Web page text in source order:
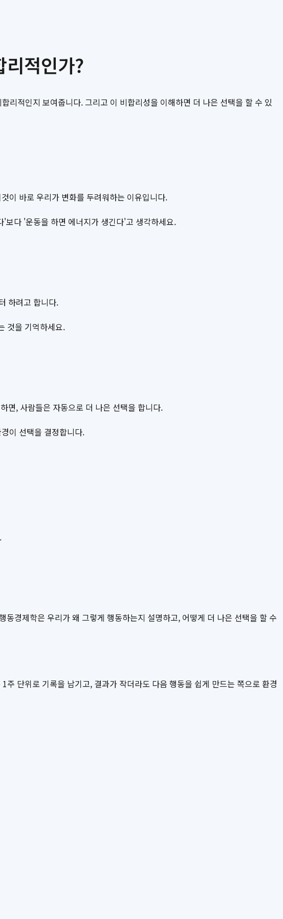
적인가?
리적인지 보여줍니다. 그리고 이 비합리성을 이해하면 더 나은 선택을 할 수 있
이 바로 우리가 변화를 두려워하는 이유입니다.
다 '운동을 하면 에너지가 생긴다'고 생각하세요.
하려고 합니다.
것을 기억하세요.
면, 사람들은 자동으로 더 나은 선택을 합니다.
이 선택을 결정합니다.
경제학은 우리가 왜 그렇게 행동하는지 설명하고, 어떻게 더 나은 선택을 할 수
단위로 기록을 남기고, 결과가 작더라도 다음 행동을 쉽게 만드는 쪽으로 환경